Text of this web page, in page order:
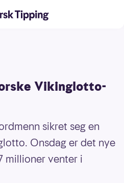
Vikinglotto-
sikret seg en
Onsdag er det nye
millioner venter i